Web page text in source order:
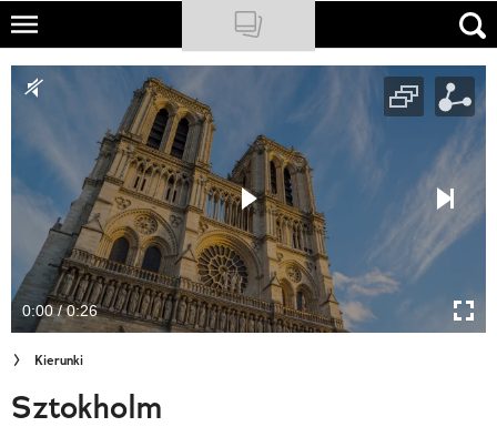
Skip
main
NATIONAL GEOGRAPHIC
PODCASTY
Sklep
Newsletter
Cuda Polski
Wielki Konkurs Fotograficzny
Trendbook Podróżniczy
0:00 / 0:26
Kierunki
Sztokholm